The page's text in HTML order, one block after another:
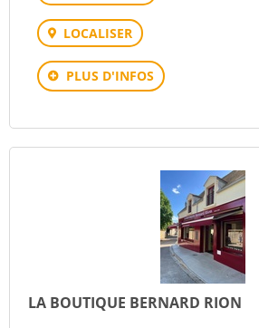
LOCALISER
PLUS D'INFOS
LA BOUTIQUE BERNARD RION